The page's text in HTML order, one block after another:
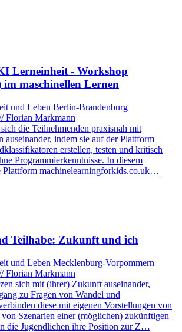
Lerneinheit - Workshop
im maschinellen Lernen
und Leben Berlin-Brandenburg
Florian Markmann
die Teilnehmenden praxisnah mit
auseinander, indem sie auf der Plattform
erstellen, testen und kritisch
Programmierkenntnisse. In diesem
Plattform machinelearningforkids.co.uk…
Teilhabe: Zukunft und ich
und Leben Mecklenburg-Vorpommern
Florian Markmann
sich mit (ihrer) Zukunft auseinander,
zu Fragen von Wandel und
diese mit eigenen Vorstellungen von
Szenarien einer (möglichen) zukünftigen
die Jugendlichen ihre Position zur Z…